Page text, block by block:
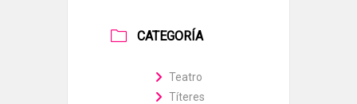
CATEGORÍA
Teatro
Títeres